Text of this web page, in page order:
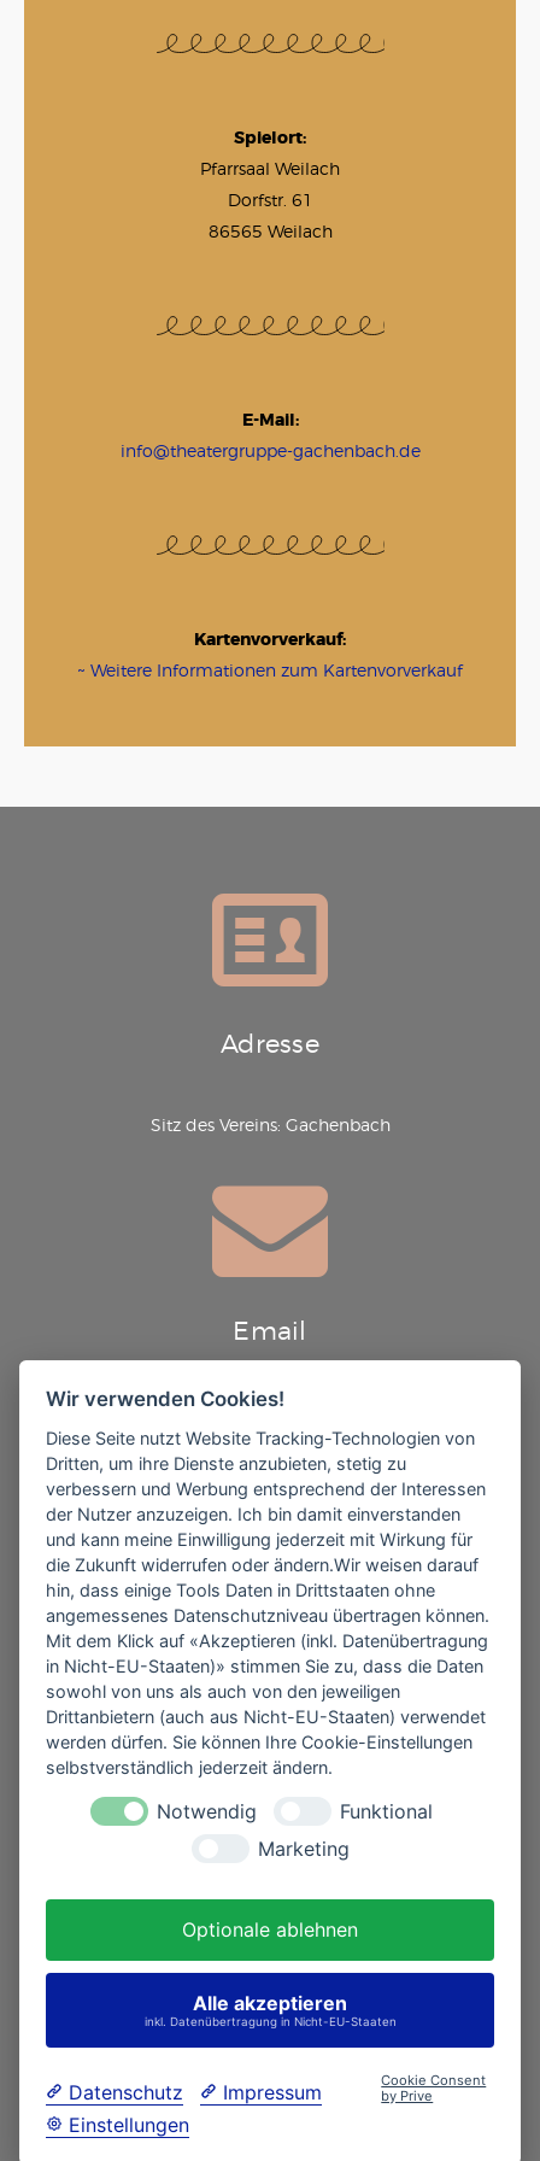
Spielort:
Pfarrsaal Weilach
Dorfstr. 61
86565 Weilach
E-Mail:
info@theatergruppe-gachenbach.de
Kartenvorverkauf:
~ Weitere Informationen zum Kartenvorverkauf
Adresse
Sitz des Vereins: Gachenbach
Email
info@theatergruppe-gachenbach.de
Follow us
▶ Jetzt auf Facebook folgen
Follow us
Copyright © 2026 Theatergruppe Gachenbach e. V.
Wir verwenden Cookies!
Diese Seite nutzt Website Tracking-Technologien von
Dritten, um ihre Dienste anzubieten, stetig zu
verbessern und Werbung entsprechend der Interessen
der Nutzer anzuzeigen. Ich bin damit einverstanden
und kann meine Einwilligung jederzeit mit Wirkung für
die Zukunft widerrufen oder ändern.Wir weisen darauf
hin, dass einige Tools Daten in Drittstaaten ohne
angemessenes Datenschutzniveau übertragen können.
Mit dem Klick auf «Akzeptieren (inkl. Datenübertragung
in Nicht-EU-Staaten)» stimmen Sie zu, dass die Daten
sowohl von uns als auch von den jeweiligen
Drittanbietern (auch aus Nicht-EU-Staaten) verwendet
werden dürfen. Sie können Ihre Cookie-Einstellungen
selbstverständlich jederzeit ändern.
Notwendig
Funktional
Marketing
Optionale ablehnen
Alle akzeptieren
inkl. Datenübertragung in Nicht-EU-Staaten
Datenschutz
Impressum
Einstellungen
Cookie Consent
by Prive